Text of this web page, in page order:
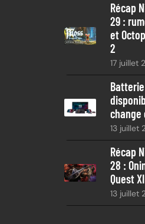
Récap
29 :
et
2
17 juillet
change
13 juillet
Récap
28 :
Quest
13 juillet